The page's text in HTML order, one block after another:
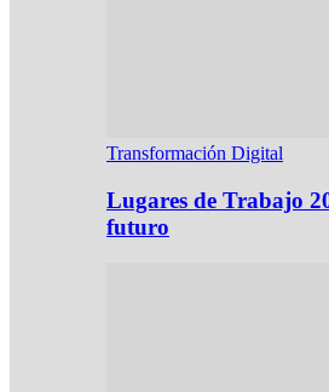
Transformación Digital
Lugares de Trabajo
futuro